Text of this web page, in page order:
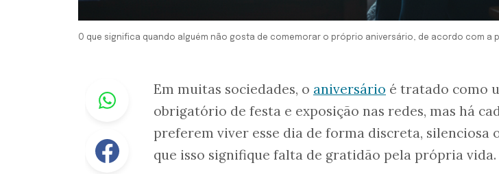
O que significa quando alguém não gosta de comemorar o próprio aniversário, de acordo com a
Whastapp
Facebook
Em muitas sociedades, o aniversário é tratado como
obrigatório de festa e exposição nas redes, mas há
preferem viver esse dia de forma discreta, silenciosa
que isso signifique falta de gratidão pela própria vida.